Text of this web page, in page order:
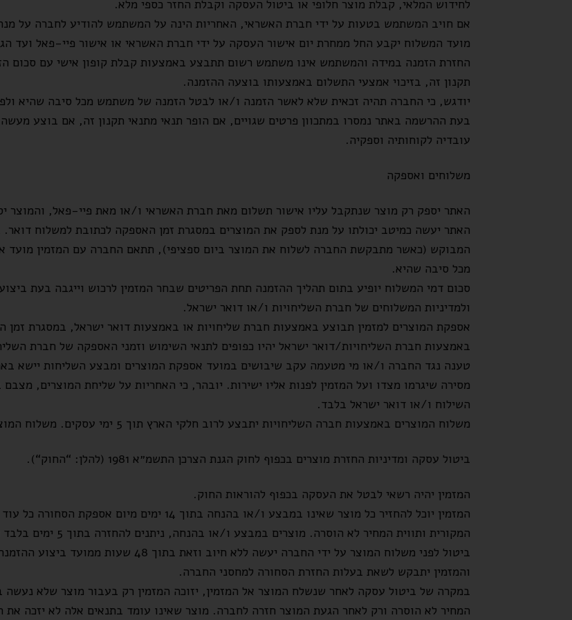
לחידוש המלאי, קבלת מוצר חלופי או ביטול העסקה וקבלת החזר כספי מלא.
אם חויב המשתמש בטעות על ידי חברת האשראי, האחריות הינה על המשתמש להודיע לחברה על
מועד המשלוח יקבע החל ממחרת יום אישור העסקה על ידי חברת האשראי או אישור פיי-פאל ועד
החזרת הזמנה במידה והמשתמש אינו משתמש רשום תתבצע באמצעות קבלת קופון אישי עם סכום
תקנון זה, בזיכוי אמצעי התשלום באמצעותו בוצעה ההזמנה.
יודגש, כי החברה תהיה זכאית שלא לאשר הזמנה ו/או לבטל הזמנה של משתמש מכל סיבה שהיא
בעת ההרשמה באתר נמסרו במתכוון פרטים שגויים, אם הופר תנאי מתנאי תקנון זה, אם בוצע
עובדיה לקוחותיה וספקיה.
משלוחים ואספקה
האתר יספק רק מוצר שנתקבל עליו אישור תשלום מאת חברת האשראי ו/או מאת פיי-פאל, והמוצר
האתר יעשה כמיטב יכולתו על מנת לספק את המוצרים במסגרת זמן האספקה לכתובת למשלוח
המבוקש (כאשר מתבקשת החברה לשלוח את המוצר ביום ספציפי), תתאם החברה עם המזמין מועד
מכל סיבה שהיא.
סכום דמי המשלוח יופיע בתום תהליך ההזמנה תחת הפריטים שבחר המזמין לרכוש וייגבה בעת
ולמדיניות המשלוחים של חברת השליחויות ו/או דואר ישראל.
אספקת המוצרים למזמין תבוצע באמצעות חברת שליחויות או באמצעות דואר ישראל, במסגרת
באמצעות חברת השליחויות/דואר ישראל יהיו כפופים לתנאי השימוש וזמני האספקה של חברת
טענה נגד החברה ו/או מי מטעמה עקב שיבושים במועד אספקת המוצרים ומבצע השליחות יישא
מסירה שיגרמו מצדו ועל המזמין לפנות אליו ישירות. יובהר, כי האחריות על שליחת המוצרים,
השילוח ו/או דואר ישראל בלבד.
משלוח המוצרים באמצעות חברה השליחויות יתבצע לרוב חלקי הארץ תוך 5 ימי עסקים. משלוח המוצרים באמצעות דואר ישראל כפוף לתנאי דואר ישראל.
ביטול עסקה ומדיניות החזרת מוצרים בכפוף לחוק הגנת הצרכן התשמ״א 1981 (להלן: “החוק“).
המזמין יהיה רשאי לבטל את העסקה בכפוף להוראות החוק.
המזמין יוכל להחזיר כל מוצר שאינו במבצע ו/או בהנחה
המקורית ותווית המחיר לא הוסרה. מוצרים במבצע ו/או בהנחה, ניתנים להחזרה בתוך 5 ימים בלבד מיום אספקת המוצרים.
ביטול לפני משלוח המוצר על ידי החברה יעשה
והמזמין יתבקש לשאת בעלות החזרת הסחורה למחסני החברה.
במקרה של ביטול עסקה לאחר שנשלח המוצר אל המזמין, יזוכה המזמין רק בעבור מוצר שלא נעשה
המחיר לא הוסרה ורק לאחר הגעת המוצר חזרה לחברה. מוצר שאינו עומד בתנאים אלה לא יזכה את